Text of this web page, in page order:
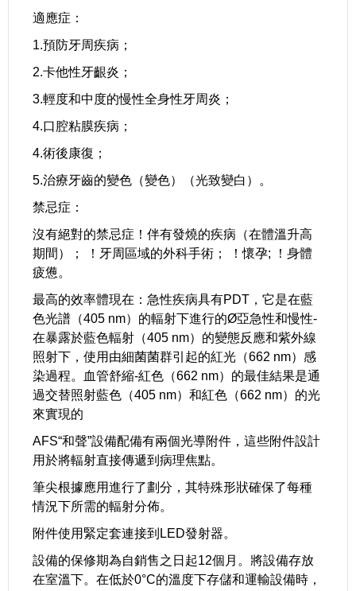
適應症：
1.預防牙周疾病；
2.卡他性牙齦炎；
3.輕度和中度的慢性全身性牙周炎；
4.口腔粘膜疾病；
4.術後康復；
5.治療牙齒的變色（變色）（光致變白）。
禁忌症：
沒有絕對的禁忌症！伴有發燒的疾病（在體溫升高
期間）； ！牙周區域的外科手術； ！懷孕; ！身體
疲憊。
最高的效率體現在：急性疾病具有PDT，它是在藍
色光譜（405 nm）的輻射下進行的Ø亞急性和慢性-
在暴露於藍色輻射（405 nm）的變態反應和紫外線
照射下，使用由細菌菌群引起的紅光（662 nm）感
染過程。血管舒縮-紅色（662 nm）的最佳結果是通
過交替照射藍色（405 nm）和紅色（662 nm）的光
來實現的
AFS“和聲”設備配備有兩個光導附件，這些附件設計
用於將輻射直接傳遞到病理焦點。
筆尖根據應用進行了劃分，其特殊形狀確保了每種
情況下所需的輻射分佈。
附件使用緊定套連接到LED發射器。
設備的保修期為自銷售之日起12個月。將設備存放
在室溫下。在低於0°C的溫度下存儲和運輸設備時，